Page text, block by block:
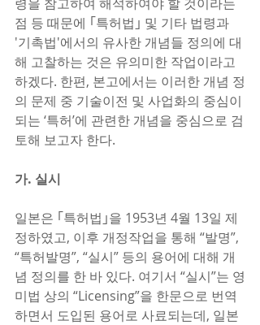
점 등 때문에 ｢특허법｣ 및 기타 법령과
'기촉법'에서의 유사한 개념들 정의에 대
해 고찰하는 것은 유의미한 작업이라고
하겠다. 한편, 본고에서는 이러한 개념 정
의 문제 중 기술이전 및 사업화의 중심이
되는 ‘특허’에 관련한 개념을 중심으로 검
토해 보고자 한다.
가. 실시
일본은 ｢특허법｣을 1953년 4월 13일 제
정하였고, 이후 개정작업을 통해 “발명”,
“특허발명”, “실시” 등의 용어에 대해 개
념 정의를 한 바 있다. 여기서 “실시”는 영
미법 상의 “Licensing”을 한문으로 번역
하면서 도입된 용어로 사료되는데, 일본